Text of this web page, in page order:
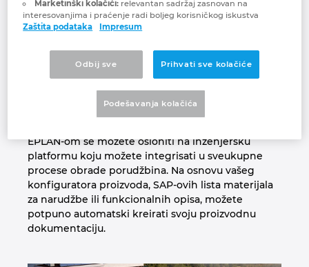
ECAD platforma čine profesionalnu osnovu za
korak-po-korak automatizaciju procesa u
proizvoda sa sveobuhvatnim rukovanjem
EPLAN-om se možete osloniti na inženjersku
platformu koju možete integrisati u sveukupne
procese obrade porudžbina. Na osnovu vašeg
konfiguratora proizvoda, SAP-ovih lista materijala
za narudžbe ili funkcionalnih opisa, možete
potpuno automatski kreirati svoju proizvodnu
dokumentaciju.
Južnoafrička Republika
Litvanija
Luksemburg
Mađarska
Marketinški kolačići:relevantan sadržaj zasnovan na
interesovanjima i praćenje radi boljeg korisničkog iskustva
Zaštita podataka
Impresum
Odbij sve Prihvati sve kolačiće
Podešavanja kolačića